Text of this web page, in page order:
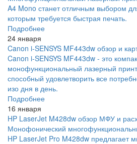
A4 Mono станет отличным выбором
которым требуется быстрая печать.
Подробнее
24 января
Canon i-SENSYS MF443dw обзор и
Canon i-SENSYS MF443dw - это
монофункциональный лазерный
способный удовлетворить все
изо дня в день.
Подробнее
16 января
HP LaserJet M428dw обзор МФУ и
Монофонический
HP LaserJet Pro M428dw предлагает